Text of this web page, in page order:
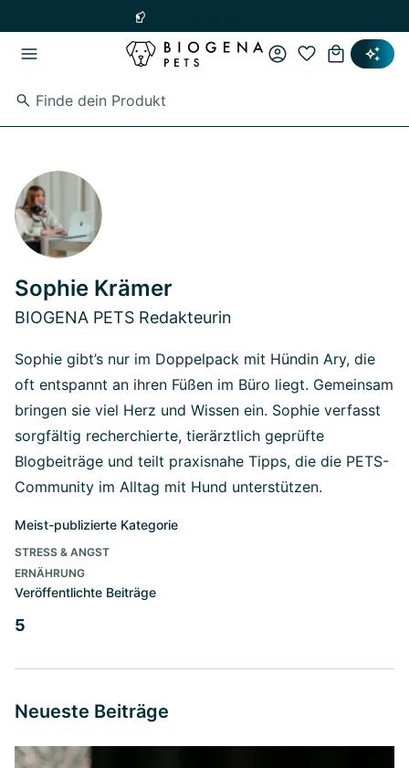
Zum Hauptinhalt springen
Zur Hauptnavigation springen
Sophie Krämer
BIOGENA PETS Redakteurin
Sophie gibt’s nur im Doppelpack mit Hündin Ary, die
oft entspannt an ihren Füßen im Büro liegt. Gemeinsam
bringen sie viel Herz und Wissen ein. Sophie verfasst
sorgfältig recherchierte, tierärztlich geprüfte
Blogbeiträge und teilt praxisnahe Tipps, die die PETS-
Community im Alltag mit Hund unterstützen.
Meist-publizierte Kategorie
STRESS & ANGST
ERNÄHRUNG
Veröffentlichte Beiträge
5
Neueste Beiträge